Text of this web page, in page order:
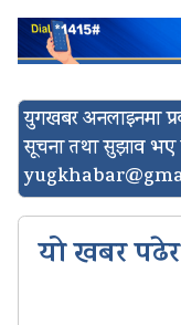
युगखबर अनलाइनमा
सूचना तथा सुझाव भए
यो खबर